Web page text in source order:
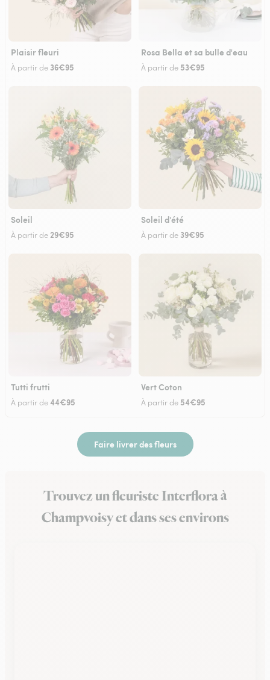
Plaisir fleuri
À partir de 36€95
Rosa Bella et sa bulle d'eau
À partir de 53€95
Soleil
À partir de29€95
Soleil d'été
À partir de 39€95
Tutti frutti
À partir de44€95
Vert Coton
À partir de 54€95
Faire livrer des fleurs
Trouvez un fleuriste Interflora à
Champvoisy et dans ses environs